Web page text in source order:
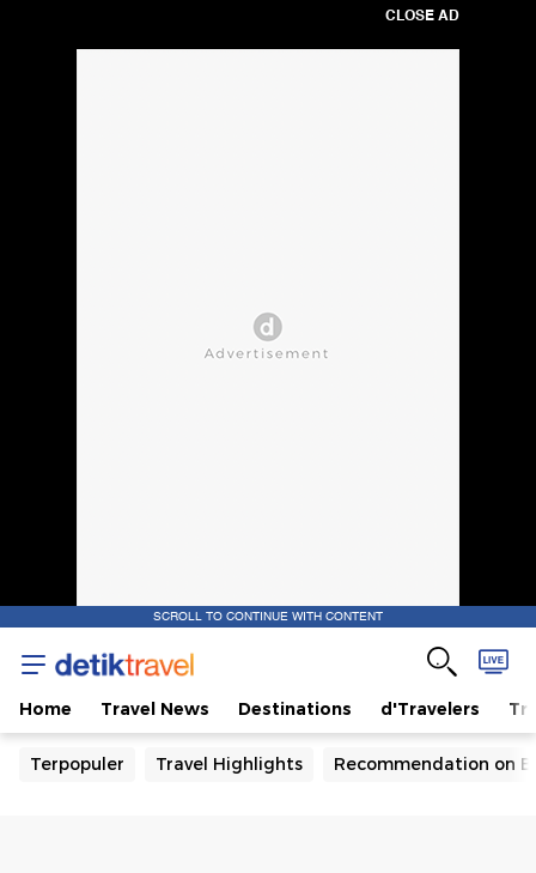
CLOSE AD
SCROLL TO CONTINUE WITH CONTENT
Home Travel News Destinations d'Travelers
Terpopuler Travel Highlights Recommendation on